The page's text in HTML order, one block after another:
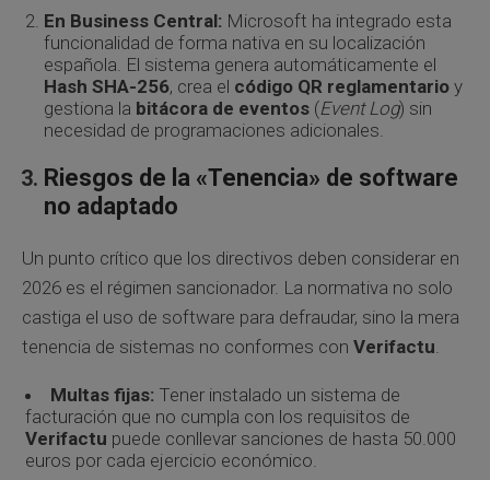
En Business Central: Microsoft ha integrado esta
funcionalidad de forma nativa en su localización
española. El sistema genera automáticamente el
Hash SHA-256, crea el código QR reglamentario y
gestiona la bitácora de eventos (Event Log) sin
necesidad de programaciones adicionales.
Riesgos de la «Tenencia» de software
no adaptado
Un punto crítico que los directivos deben considerar en
2026 es el régimen sancionador. La normativa no solo
castiga el uso de software para defraudar, sino la mera
tenencia de sistemas no conformes con Verifactu
Multas fijas: Tener instalado un sistema de
facturación que no cumpla con los requisitos de
Verifactu puede conllevar sanciones de hasta 50.000
euros por cada ejercicio económico.